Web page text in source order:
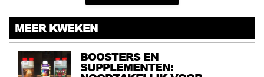
MEER KWEKEN
BOOSTERS EN
SUPPLEMENTEN: